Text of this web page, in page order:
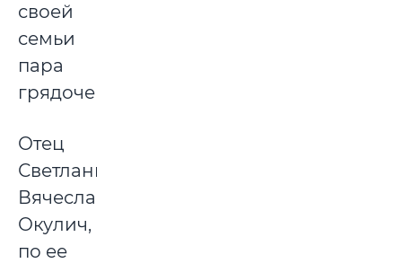
своей
семьи
пара
грядочек.
Отец
Светланы,
Вячеслав
Окулич,
по ее